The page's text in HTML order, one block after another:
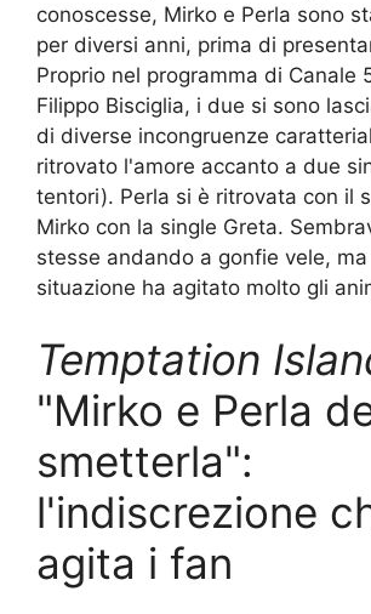
conoscesse, Mirko e Perla sono
per diversi anni, prima di
Proprio nel programma di Canale
Filippo Bisciglia, i due si sono
di diverse incongruenze
ritrovato l'amore accanto a due
tentori). Perla si è ritrovata con il
Mirko con la single Greta.
stesse andando a gonfie vele,
situazione ha agitato molto gli
Temptation
"Mirko e Perla
smetterla":
l'indiscrezione
agita i fan